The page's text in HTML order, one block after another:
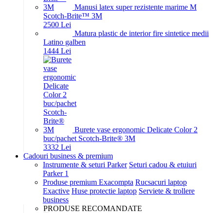
Manusi latex super rezistente marime M
Scotch-Brite™ 3M
2500 Lei
Matura plastic de interior fire sintetice medii
Latino galben
1444 Lei
Burete vase ergonomic Delicate Color 2
buc/pachet Scotch-Brite® 3M
3332 Lei
Cadouri business & premium
Instrumente & seturi Parker Seturi cadou & etuiuri
Parker 1
Produse premium Exacompta Rucsacuri laptop
Exactive Huse protectie laptop Serviete & trollere
business
PRODUSE RECOMANDATE